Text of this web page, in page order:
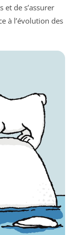
de s’assurer
à l’évolution des